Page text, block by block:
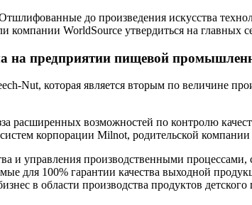
до произведения искусства
компании WorldSource утвердиться на главных
на предприятии пищевой
Nut, которая является вторым по величине
расширенных возможностей по контролю
корпорации Milnot, родительской компании
и управления производственными
для 100% гарантии качества выходной
в области производства продуктов